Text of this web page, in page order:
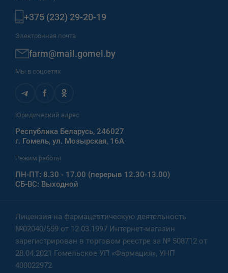
+375 (232) 29-20-19
Электронная почта
farm@mail.gomel.by
Мы в соцсетях
Юридический адрес
Республика Беларусь, 246027
г. Гомель, ул. Мозырская, 16А
Режим работы
ПН-ПТ: 8.30 - 17.00 (перерыв 12.30-13.00)
СБ-ВС: Выходной
Лицензия на фармацевтическую деятельность
№02040/559 от 12.03.1997 Интернет-магазин
зарегистрирован в торговом реестре за № 508712 от
28.04.2021 Гомельское УП «Фармация», УНП
400022972